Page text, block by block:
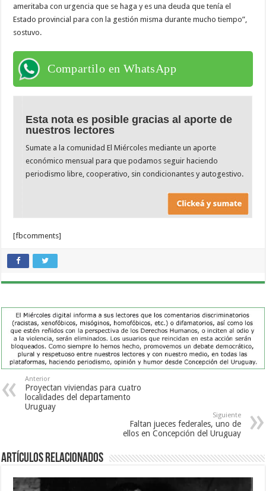
ameritaba con urgencia que se haga y es una deuda que tenía el
Estado provincial para con la gestión misma durante mucho tiempo”,
sostuvo.
Compartilo en WhatsApp
Esta nota es posible gracias al aporte de
nuestros lectores
Sumate a la comunidad El Miércoles mediante un aporte
económico mensual para que podamos seguir haciendo
periodismo libre, cooperativo, sin condicionantes y autogestivo.
[fbcomments]
Anterior
Proyectan viviendas para cuatro
localidades del departamento
Uruguay
Siguiente
Faltan jueces federales, uno de
ellos en Concepción del Uruguay
Artículos Relacionados